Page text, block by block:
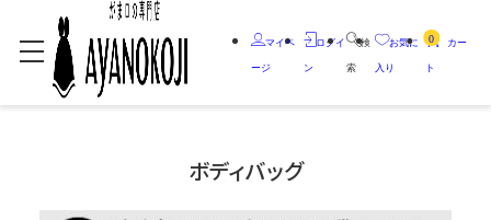
マイペ
ージ
ログイ
ン
検
索
お気に
入り
0 カー
ト
ボディバッグ